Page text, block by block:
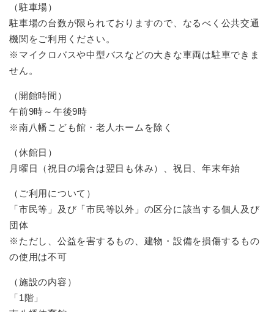
（駐車場）
駐車場の台数が限られておりますので、なるべく公共交通
機関をご利用ください。
※マイクロバスや中型バスなどの大きな車両は駐車できま
せん。
（開館時間）
午前9時～午後9時
※南八幡こども館・老人ホームを除く
（休館日）
月曜日（祝日の場合は翌日も休み）、祝日、年末年始
（ご利用について）
「市民等」及び「市民等以外」の区分に該当する個人及び
団体
※ただし、公益を害するもの、建物・設備を損傷するもの
の使用は不可
（施設の内容）
「1階」